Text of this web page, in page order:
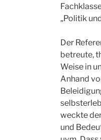
„Politik
Der
betreute,
Weise in
Anhand
weckte
und